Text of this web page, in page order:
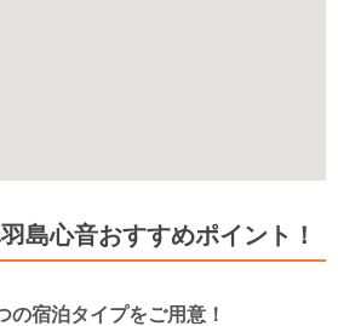
島心音おすすめポイント！
の宿泊タイプをご用意！